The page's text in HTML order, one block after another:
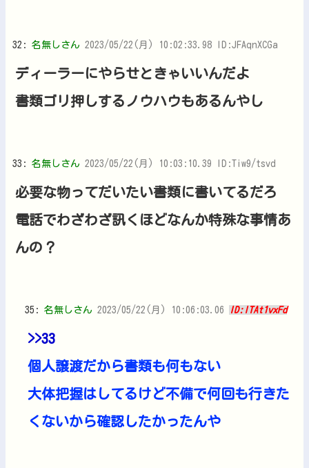
32: 名無しさん 2023/05/22(月) 10:02:33.98 ID:JFAqnXCGa
ディーラーにやらせときゃいいんだよ
書類ゴリ押しするノウハウもあるんやし
33: 名無しさん 2023/05/22(月) 10:03:10.39 ID:Tiw9/tsvd
必要な物ってだいたい書類に書いてるだろ
電話でわざわざ訊くほどなんか特殊な事情あ
んの？
35: 名無しさん 2023/05/22(月) 10:06:03.06 ID:lTAt1vxFd
>>33
個人譲渡だから書類も何もない
大体把握はしてるけど不備で何回も行きた
くないから確認したかったんや